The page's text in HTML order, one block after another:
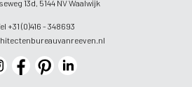
13d, 5144 NV Waalwijk
+31 (0)416 - 348693